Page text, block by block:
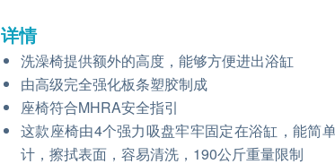
详情
洗澡椅提供额外的高度，能够方便进出浴缸
由高级完全强化板条塑胶制成
座椅符合MHRA安全指引
这款座椅由4个强力吸盘牢牢固定在浴缸，能简
计，擦拭表面，容易清洗，190公斤重量限制